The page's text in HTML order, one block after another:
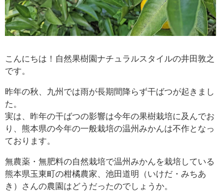
こんにちは！自然果樹園ナチュラルスタイルの井田敦之
です。
昨年の秋、九州では雨が長期間降らず干ばつが起きまし
た。
実は、昨年の干ばつの影響は今年の果樹栽培に及んでお
り、熊本県の今年の一般栽培の温州みかんは不作となっ
ております。
無農薬・無肥料の自然栽培で温州みかんを栽培している
熊本県玉東町の柑橘農家、池田道明（いけだ・みちあ
き）さんの農園はどうだったのでしょうか。